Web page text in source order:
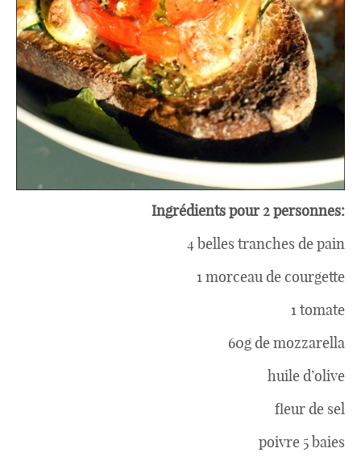
Tuto
Divers
Semaines Spéciales
cupcake
Ingrédients pour 2 personnes:
4 belles tranches de pain
1 morceau de courgette
1 tomate
60g de mozzarella
huile d’olive
fleur de sel
poivre 5 baies